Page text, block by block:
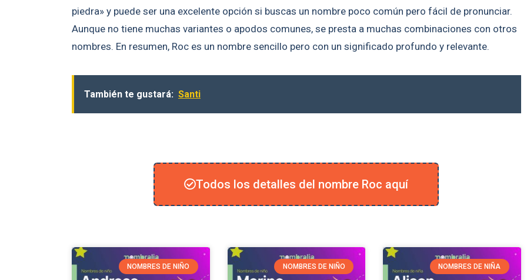
piedra» y puede ser una excelente opción si buscas un nombre poco común pero fácil de pronunciar.
Aunque no tiene muchas variantes o apodos comunes, se presta a muchas combinaciones con otros
nombres. En resumen, Roc es un nombre sencillo pero con un significado profundo y relevante.
También te gustará: Santi
Todos los detalles del nombre Roc aquí
NOMBRES DE NIÑO NOMBRES DE NIÑO NOMBRES DE NIÑA